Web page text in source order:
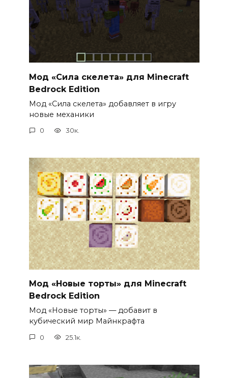
Мод «Сила скелета» для Minecraft
Bedrock Edition
Мод «Сила скелета» добавляет в игру
новые механики
0 30к.
Мод «Новые торты» для Minecraft
Bedrock Edition
Мод «Новые торты» — добавит в
кубический мир Майнкрафта
0 25.1к.